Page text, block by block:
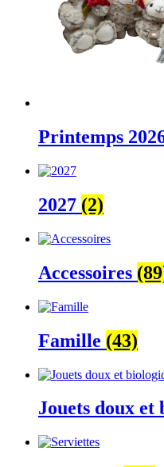
Printemps
2027 (2)
Accessoires
Famille (43)
Jouets doux et